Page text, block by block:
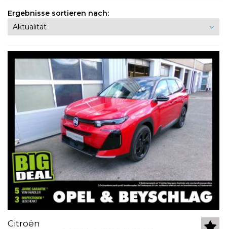
Ergebnisse sortieren nach:
Citroën